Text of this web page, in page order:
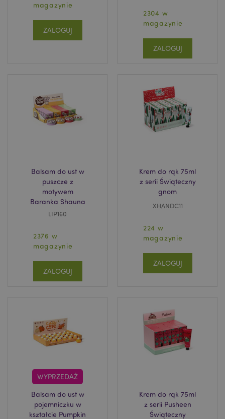
magazynie
ZALOGUJ
2304 w
magazynie
ZALOGUJ
Balsam do ust w
puszcze z
motywem
Baranka Shauna
LIP160
2376 w
magazynie
ZALOGUJ
Krem do rąk 75ml
z serii Świąteczny
gnom
XHANDC11
224 w
magazynie
ZALOGUJ
WYPRZEDAŻ
Balsam do ust w
pojemniczku w
kształcie Pumpkin
Krem do rąk 75ml
z serii Pusheen
Świąteczny